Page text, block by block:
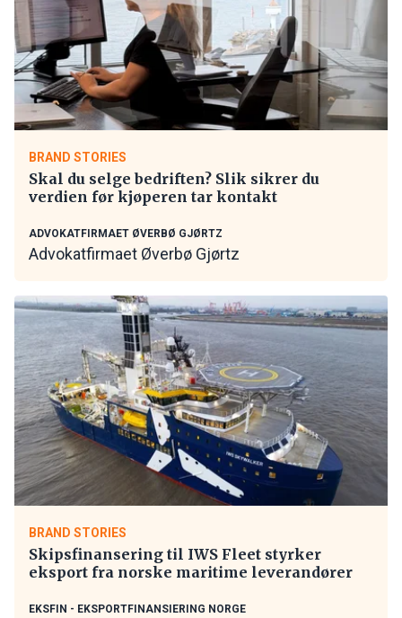
BRAND STORIES
Skal du selge bedriften? Slik sikrer du
verdien før kjøperen tar kontakt
ADVOKATFIRMAET ØVERBØ GJØRTZ
Advokatfirmaet Øverbø Gjørtz
BRAND STORIES
Skipsfinansering til IWS Fleet styrker
eksport fra norske maritime leverandører
EKSFIN - EKSPORTFINANSIERING NORGE